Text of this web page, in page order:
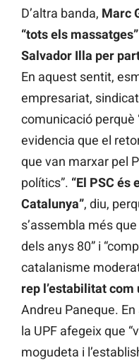
D’altra banda, Marc
“tots els
Salvador Illa per
En aquest sentit,
empresariat,
comunicació perquè
evidencia que el
que van marxar pel
polítics”. “El PSC és
Catalunya”, diu,
s’assembla més
dels anys 80” i
catalanisme
rep l’estabilitat com
Andreu Paneque.
la UPF afegeix que
mogudeta i